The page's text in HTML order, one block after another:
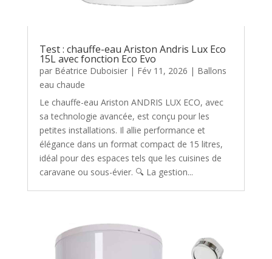
Test : chauffe-eau Ariston Andris Lux Eco
15L avec fonction Eco Evo
par Béatrice Duboisier| Fév 11, 2026 | Ballons
eau chaude
Le chauffe-eau Ariston ANDRIS LUX ECO, avec
sa technologie avancée, est conçu pour les
petites installations. Il allie performance et
élégance dans un format compact de 15 litres,
idéal pour des espaces tels que les cuisines de
caravane ou sous-évier. 🔍 La gestion...